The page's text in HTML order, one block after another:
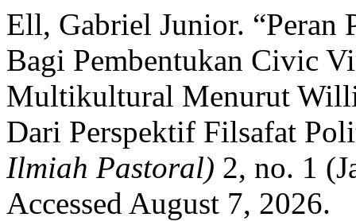
Ell, Gabriel Junior. “Peran
Bagi Pembentukan Civic
Multikultural Menurut
Dari Perspektif Filsafat
Ilmiah Pastoral) 2, no. 1
Accessed August 7, 2026.